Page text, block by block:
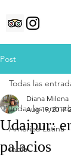
Post
Todas las
América Latina
India
Todas las
Udaipur:
palacios
Diana Milena
Aug 19, 2017